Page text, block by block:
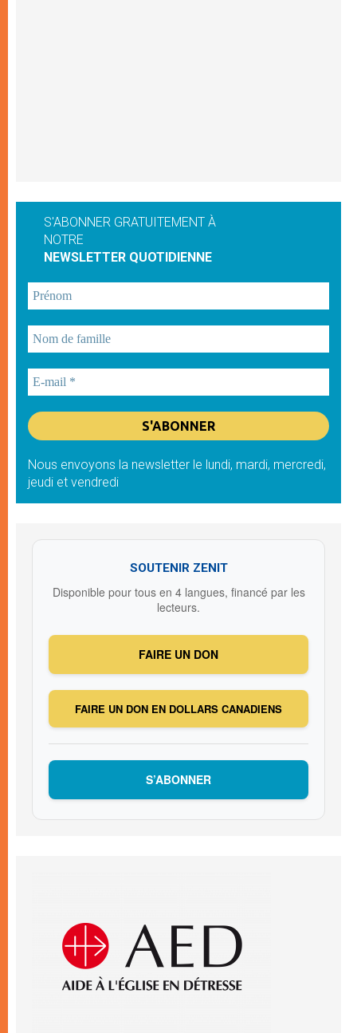
S'ABONNER GRATUITEMENT À
NOTRE
NEWSLETTER QUOTIDIENNE
Nous envoyons la newsletter le lundi, mardi, mercredi,
jeudi et vendredi
SOUTENIR ZENIT
Disponible pour tous en 4 langues, financé par les
lecteurs.
FAIRE UN DON
FAIRE UN DON EN DOLLARS CANADIENS
S’ABONNER